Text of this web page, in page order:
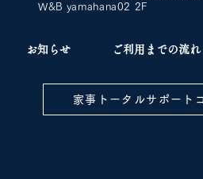
W&B yamahana02 2F
お知らせ ご利用までの流
家事トータルサポート